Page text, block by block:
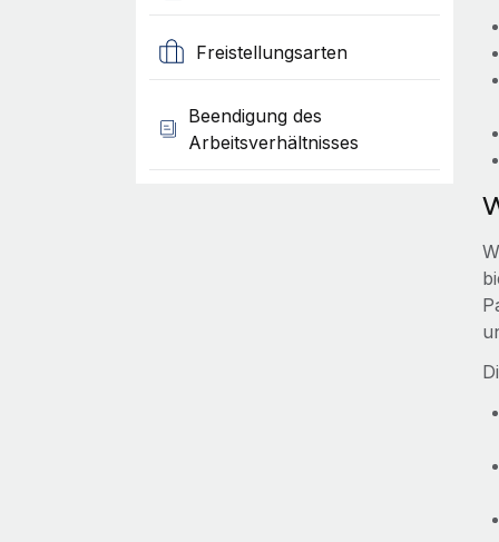
Freistellungsarten
Beendigung des
Arbeitsverhältnisses